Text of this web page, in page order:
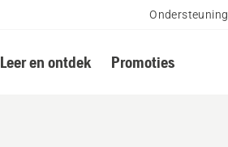
Ondersteuning
Leer en ontdek Promoties